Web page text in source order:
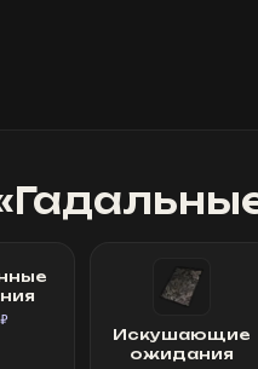
Искушающие
ожидания